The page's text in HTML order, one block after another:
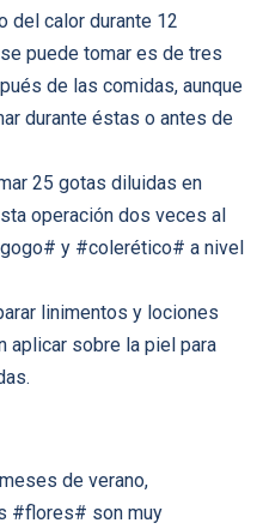
del calor durante 12
puede tomar es de tres
de las comidas, aunque
durante éstas o antes de
25 gotas diluidas en
operación dos veces al
y #colerético# a nivel
linimentos y lociones
aplicar sobre la piel para
de verano,
#flores# son muy